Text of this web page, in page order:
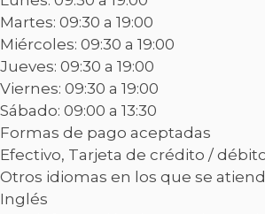
Martes: 09:30 a 19:00
Miércoles: 09:30 a 19:00
Jueves: 09:30 a 19:00
Viernes: 09:30 a 19:00
Sábado: 09:00 a 13:30
Formas de pago aceptadas
Efectivo, Tarjeta de crédito /
Otros idiomas en los que se
Inglés